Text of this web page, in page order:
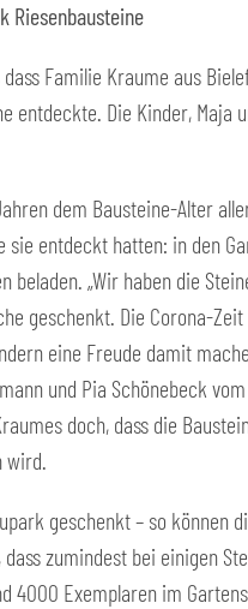
Riesenbausteine
Familie Kraume aus
entdeckte. Die Kinder, Maja
dem Bausteine-Alter
sie entdeckt hatten: in den
„Wir haben die
geschenkt. Die Corona-
eine Freude damit
und Pia Schönebeck
doch, dass die
wird.
geschenkt – so können
zumindest bei einigen
4000 Exemplaren im